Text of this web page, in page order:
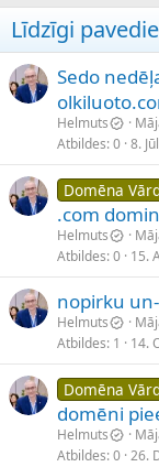
c
ē
j
s
Līdzīgi
Sedo
Helmuts
Atbildes 0 8.
Domēna
.com
Helmuts
Atbildes 0 15.
nopirku
Helmuts
Atbildes 1 14.
Domēna
domēni
Helmuts
Atbildes 0 26.